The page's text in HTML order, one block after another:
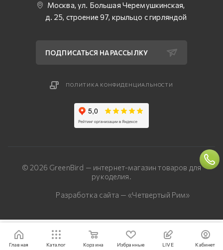
Москва, ул. Большая Черемушкинская,
д. 25, строение 97, крыльцо с гирляндой
ПОДПИСАТЬСЯ НА РАССЫЛКУ
ПОЛИТИКА КОНФИДЕНЦИАЛЬНОСТИ
© 2026 GreenBird — интернет-магазин товаров для
рукоделия.
Разработка сайта — «Четвертый Рим»
Главная Каталог Корзина Избранные LIVE Кабинет